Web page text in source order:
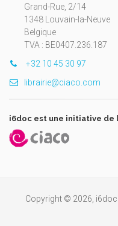
Grand-Rue, 2/14
1348 Louvain-la-Neuve
Belgique
TVA : BE0407.236.187
+32 10 45 30 97
librairie@ciaco.com
i6doc est une initiative de
Copyright © 2026,